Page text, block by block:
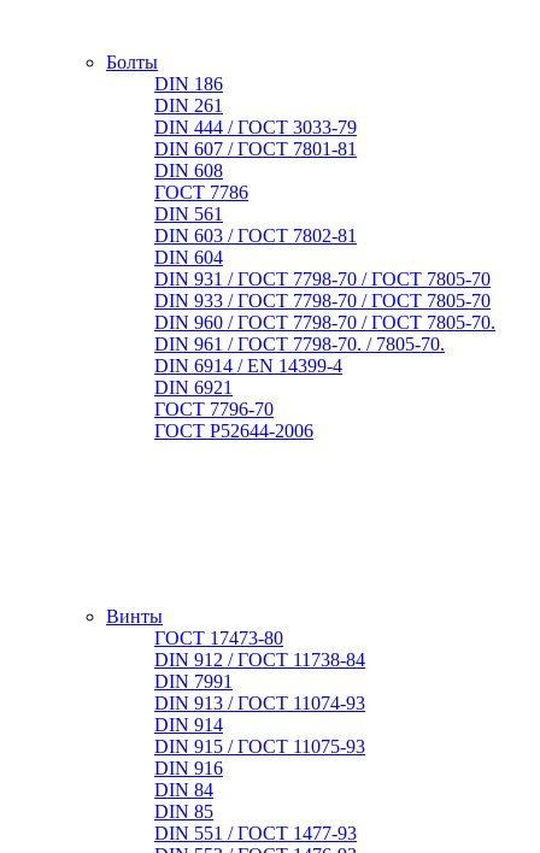
Болты
DIN 186
DIN 261
DIN 444 / ГОСТ 3033-79
DIN 607 / ГОСТ 7801-81
DIN 608
ГОСТ 7786
DIN 561
DIN 603 / ГОСТ 7802-81
DIN 604
DIN 931 / ГОСТ 7798-70 / ГОСТ 7805-70
DIN 933 / ГОСТ 7798-70 / ГОСТ 7805-70
DIN 960 / ГОСТ 7798-70 / ГОСТ 7805-70.
DIN 961 / ГОСТ 7798-70. / 7805-70.
DIN 6914 / EN 14399-4
DIN 6921
ГОСТ 7796-70
ГОСТ Р52644-2006
Винты
ГОСТ 17473-80
DIN 912 / ГОСТ 11738-84
DIN 7991
DIN 913 / ГОСТ 11074-93
DIN 914
DIN 915 / ГОСТ 11075-93
DIN 916
DIN 84
DIN 85
DIN 551 / ГОСТ 1477-93